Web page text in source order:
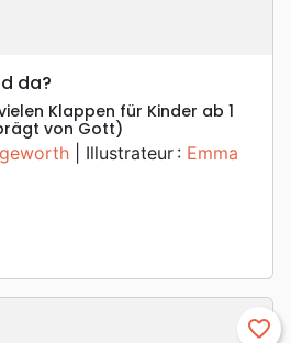
da?
Klappen für Kinder ab 1
von Gott)
| Illustrateur : Emma
favorite_border